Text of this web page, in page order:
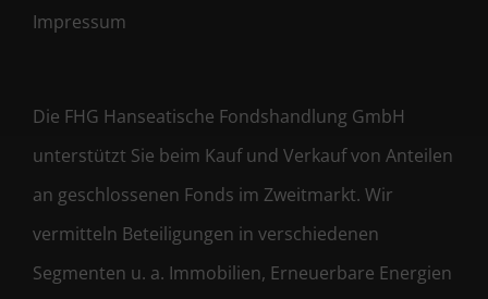
Impressum
Die FHG Hanseatische Fondshandlung GmbH
unterstützt Sie beim Kauf und Verkauf von Anteilen
an geschlossenen Fonds im Zweitmarkt. Wir
vermitteln Beteiligungen in verschiedenen
Segmenten u. a. Immobilien, Erneuerbare Energien